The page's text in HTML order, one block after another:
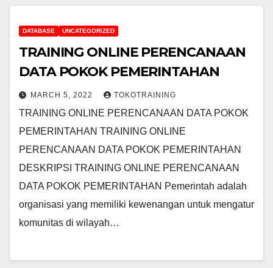
DATABASE UNCATEGORIZED
TRAINING ONLINE PERENCANAAN
DATA POKOK PEMERINTAHAN
MARCH 5, 2022 TOKOTRAINING
TRAINING ONLINE PERENCANAAN DATA POKOK
PEMERINTAHAN TRAINING ONLINE
PERENCANAAN DATA POKOK PEMERINTAHAN
DESKRIPSI TRAINING ONLINE PERENCANAAN
DATA POKOK PEMERINTAHAN Pemerintah adalah
organisasi yang memiliki kewenangan untuk mengatur
komunitas di wilayah…